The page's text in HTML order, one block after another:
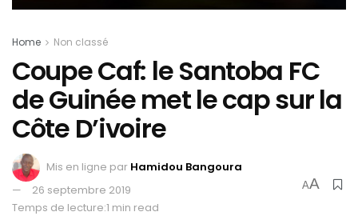
Home Non classé
Coupe Caf: le Santoba FC
de Guinée met le cap sur la
Côte D’ivoire
Mis en ligne par Hamidou Bangoura
26 septembre 2019
Temps de lecture:1 min read
AA